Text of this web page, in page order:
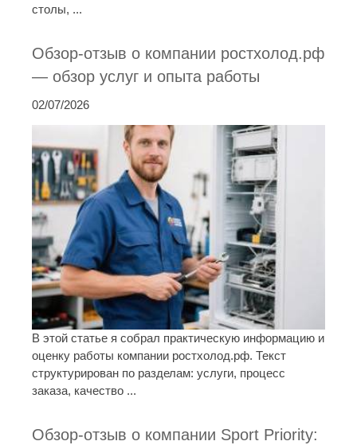
столы, ...
Обзор-отзыв о компании ростхолод.рф
— обзор услуг и опыта работы
02/07/2026
В этой статье я собрал практическую информацию и
оценку работы компании ростхолод.рф. Текст
структурирован по разделам: услуги, процесс
заказа, качество ...
Обзор-отзыв о компании Sport Priority: